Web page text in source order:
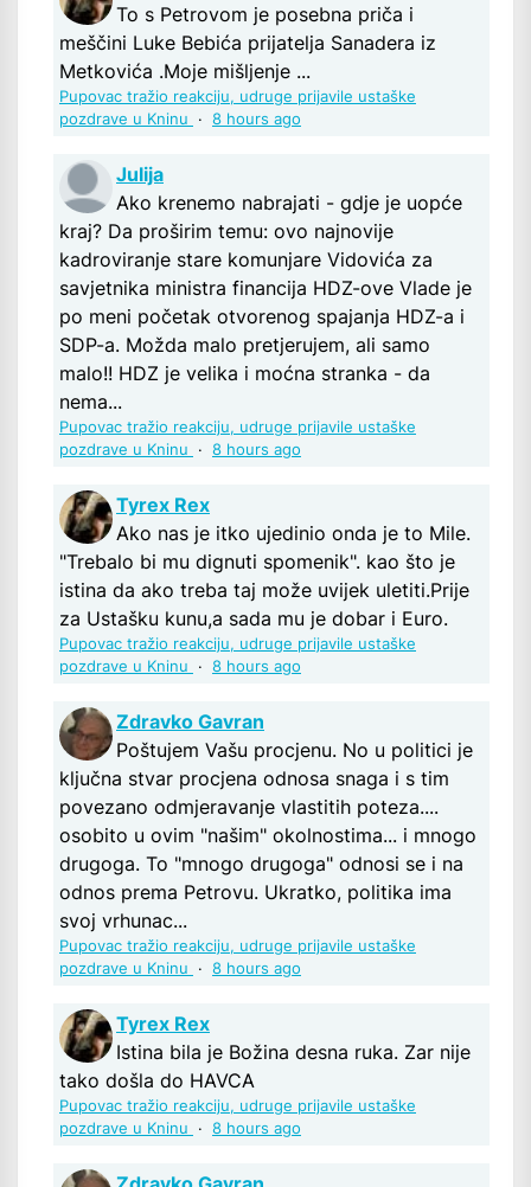
To s Petrovom je posebna priča i
meščini Luke Bebića prijatelja Sanadera iz
Metkovića .Moje mišljenje ...
Pupovac tražio reakciju, udruge prijavile ustaške
pozdrave u Kninu
· 8 hours ago
Julija
Ako krenemo nabrajati - gdje je uopće
kraj? Da proširim temu: ovo najnovije
kadroviranje stare komunjare Vidovića za
savjetnika ministra financija HDZ-ove Vlade je
po meni početak otvorenog spajanja HDZ-a i
SDP-a. Možda malo pretjerujem, ali samo
malo!! HDZ je velika i moćna stranka - da
nema...
Pupovac tražio reakciju, udruge prijavile ustaške
pozdrave u Kninu
· 8 hours ago
Tyrex Rex
Ako nas je itko ujedinio onda je to Mile.
"Trebalo bi mu dignuti spomenik". kao što je
istina da ako treba taj može uvijek uletiti.Prije
za Ustašku kunu,a sada mu je dobar i Euro.
Pupovac tražio reakciju, udruge prijavile ustaške
pozdrave u Kninu
· 8 hours ago
Zdravko Gavran
Poštujem Vašu procjenu. No u politici je
ključna stvar procjena odnosa snaga i s tim
povezano odmjeravanje vlastitih poteza....
osobito u ovim "našim" okolnostima... i mnogo
drugoga. To "mnogo drugoga" odnosi se i na
odnos prema Petrovu. Ukratko, politika ima
svoj vrhunac...
Pupovac tražio reakciju, udruge prijavile ustaške
pozdrave u Kninu
· 8 hours ago
Tyrex Rex
Istina bila je Božina desna ruka. Zar nije
tako došla do HAVCA
Pupovac tražio reakciju, udruge prijavile ustaške
pozdrave u Kninu
· 8 hours ago